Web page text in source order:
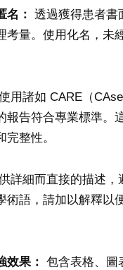
名： 透過獲得患者書
考量。使用化名，未
用諸如 CARE（
報告符合專業標準。
整性。
詳細而直接的描述，
術語，請加以解釋以
效果： 包含表格、圖